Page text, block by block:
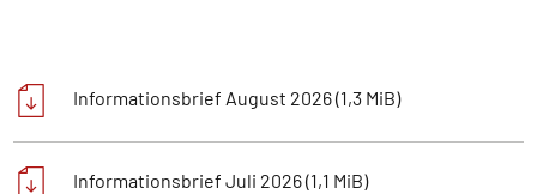
Informationsbrief August 2026(1,3 MiB)
Informationsbrief Juli 2026(1,1 MiB)